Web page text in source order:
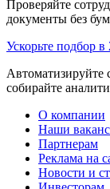
Проверяйте
документы без
Ускорьте подбор в
Автоматизируйте
собирайте
О компании
Наши
Партнерам
Реклама на
Новости и